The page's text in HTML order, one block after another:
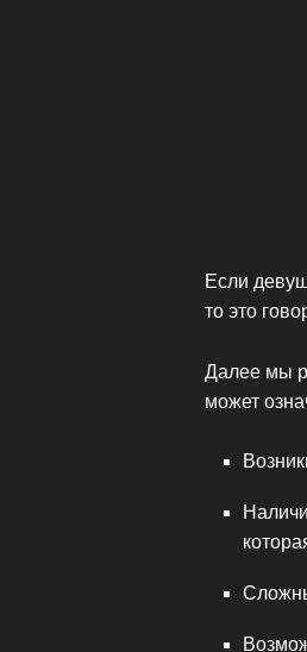
Если
то это
Далее мы
может